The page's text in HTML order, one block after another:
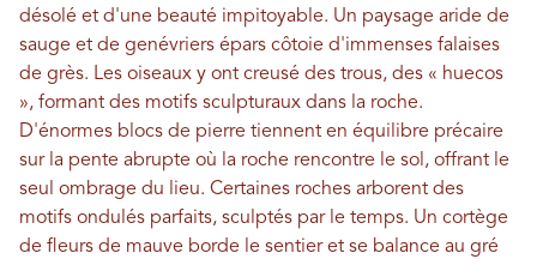
désolé et d'une beauté impitoyable. Un paysage aride de
sauge et de genévriers épars côtoie d'immenses falaises
de grès. Les oiseaux y ont creusé des trous, des « huecos
», formant des motifs sculpturaux dans la roche.
D'énormes blocs de pierre tiennent en équilibre précaire
sur la pente abrupte où la roche rencontre le sol, offrant le
seul ombrage du lieu. Certaines roches arborent des
motifs ondulés parfaits, sculptés par le temps. Un cortège
de fleurs de mauve borde le sentier et se balance au gré